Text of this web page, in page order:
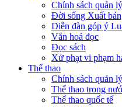
Chính sách quản lý
Đời sống Xuất
Diễn đàn góp ý
Văn hoá đọc
Đọc sách
Xử phạt vi phạm
Thể thao
Chính sách quản lý
Thể thao trong
Thể thao quốc tế